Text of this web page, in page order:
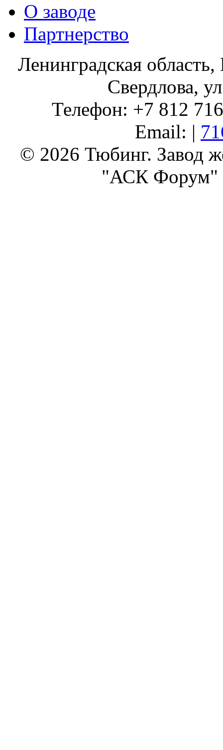
О заводе
Партнерство
Ленинградская
Свердлова,
Телефон: +7 812
Email: |
© 2026 Тюбинг. Завод
"АСК Форум"